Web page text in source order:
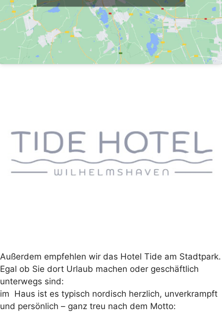
Außerdem empfehlen wir das Hotel Tide am Stadtpark.
Egal ob Sie dort Urlaub machen oder geschäftlich
unterwegs sind:
im Haus ist es typisch nordisch herzlich, unverkrampft
und persönlich – ganz treu nach dem Motto: